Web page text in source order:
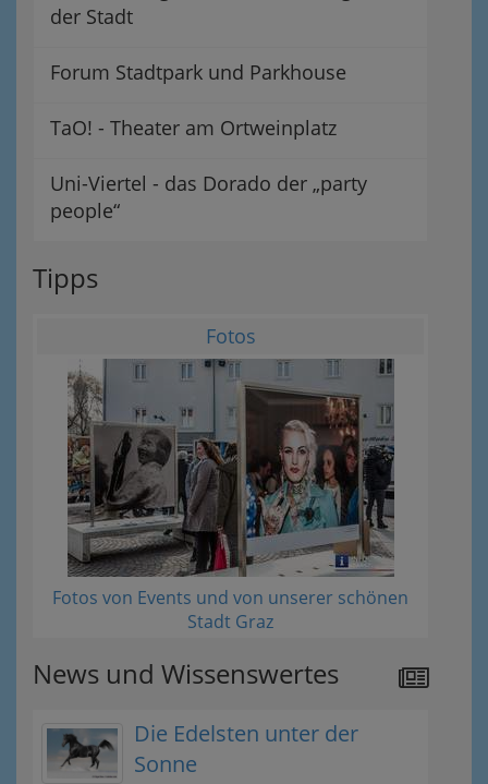
der Stadt
Forum Stadtpark und Parkhouse
TaO! - Theater am Ortweinplatz
Uni-Viertel - das Dorado der „party
people“
Tipps
Fotos
Fotos von Events und von unserer schönen
Stadt Graz
News und Wissenswertes
Die Edelsten unter der
Sonne